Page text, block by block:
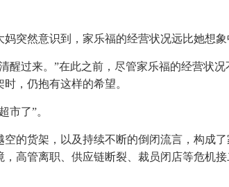
突然意识到，家乐福的经营状况远比她想象
醒过来。”在此之前，尽管家乐福的经营状
，仍抱有这样的希望。
市了”。
的货架，以及持续不断的倒闭流言，构成
高管离职、供应链断裂、裁员闭店等危机